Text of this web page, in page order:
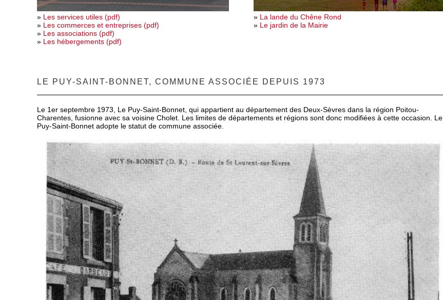
» Les services utiles (pdf)
» Les commerces et entreprises (pdf)
» Les associations (pdf)
» Les hébergements (pdf)
» La lande du Chêne Rond
» Le jardin de la Mairie
LE PUY-SAINT-BONNET, COMMUNE ASSOCIÉE DEPUIS 1973
Le 1er septembre 1973, Le Puy-Saint-Bonnet, qui appartient au département des Deux-Sèvres dans la région Poitou-
Charentes, fusionne avec sa voisine Cholet. Les limites de départements et régions sont donc modifiées à cette occasion. Le
Puy-Saint-Bonnet adopte le statut de commune associée.